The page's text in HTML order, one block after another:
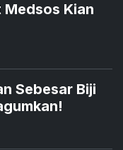
Kian
Sebesar Biji